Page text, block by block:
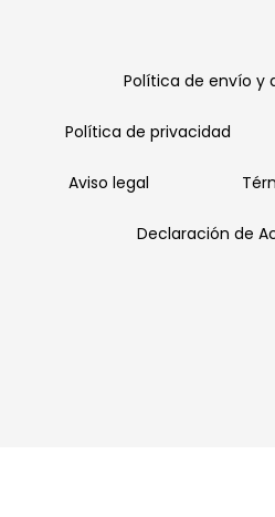
Política de envío y
Política de privacidad
Aviso legal
Declaración de